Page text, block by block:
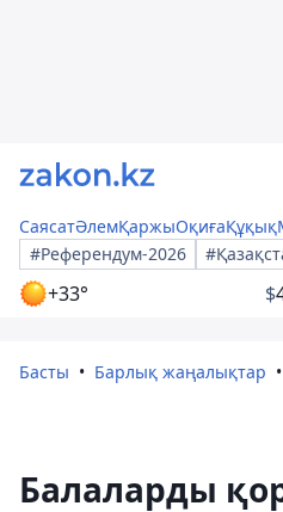
СаясатӘлемҚаржыОқиғаҚұқық
#Референдум-2026
+33° $
Басты Барлық жаңалықтар
Балаларды